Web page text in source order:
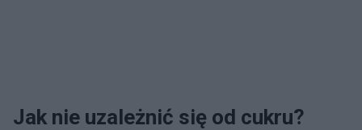
Jak nie uzależnić się od cukru?